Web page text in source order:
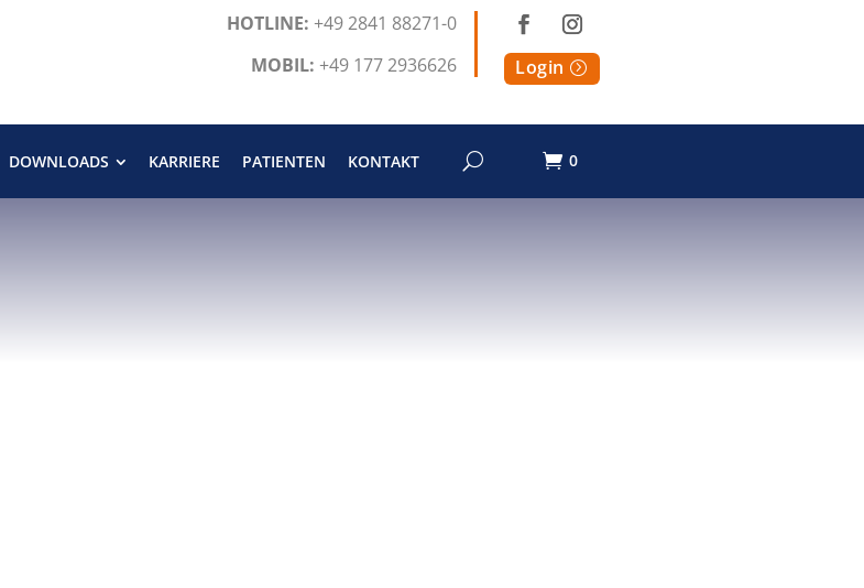
HOTLINE: +49 2841 88271-0
MOBIL: +49 177 2936626 Login
DOWNLOADS KARRIERE PATIENTEN KONTAKT 0